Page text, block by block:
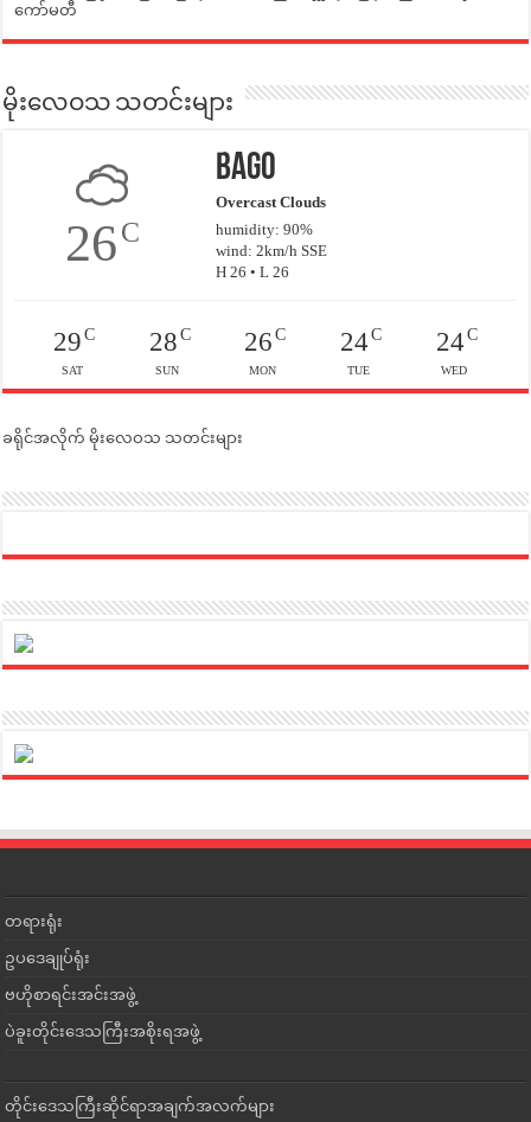
ကော်မတီ
မိုးလေဝသ သတင်းများ
26C
Bago
Overcast Clouds
humidity: 90%
wind: 2km/h SSE
H 26 • L 26
29C
SAT
28C
SUN
26 C
MON
24C
TUE
24C
WED
ခရိုင်အလိုက် မိုးလေဝသ သတင်းများ
တရားရုံး
ဥပဒေချုပ်ရုံး
ဗဟိုစာရင်းအင်းအဖွဲ့
ပဲခူးတိုင်းဒေသကြီးအစိုးရအဖွဲ့
တိုင်းဒေသကြီးဆိုင်ရာအချက်အလက်များ